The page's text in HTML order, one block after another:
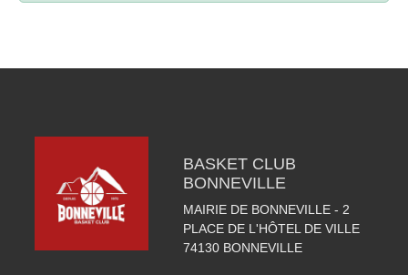
BASKET CLUB
BONNEVILLE
MAIRIE DE BONNEVILLE - 2
PLACE DE L'HÔTEL DE VILLE
74130 BONNEVILLE